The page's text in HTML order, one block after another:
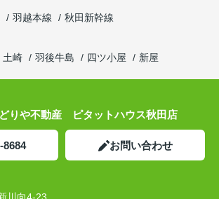
羽越本線
秋田新幹線
土崎 羽後牛島 四ツ小屋 新屋
りや不動産 ピタットハウス秋田店
8684 お問い合わせ